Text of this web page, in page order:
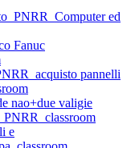
ed
Fanuc
pannelli
nao+due valigie
e